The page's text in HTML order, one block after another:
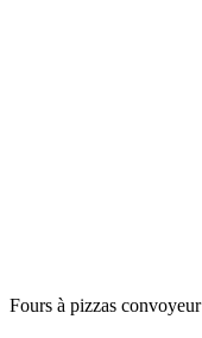
Fours à pizzas convoyeur